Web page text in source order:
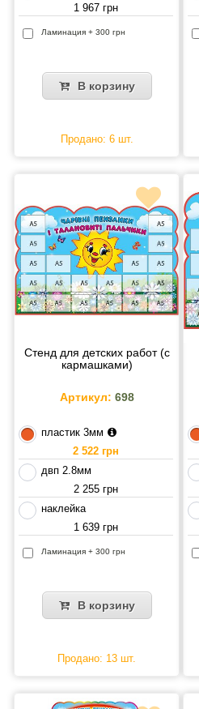
1 967 грн
Ламинация + 300 грн
В корзину
Продано: 6 шт.
Стенд для детских работ (с
кармашками)
Артикул: 698
пластик 3мм
2 522 грн
двп 2.8мм
2 255 грн
наклейка
1 639 грн
Ламинация + 300 грн
В корзину
Продано: 13 шт.